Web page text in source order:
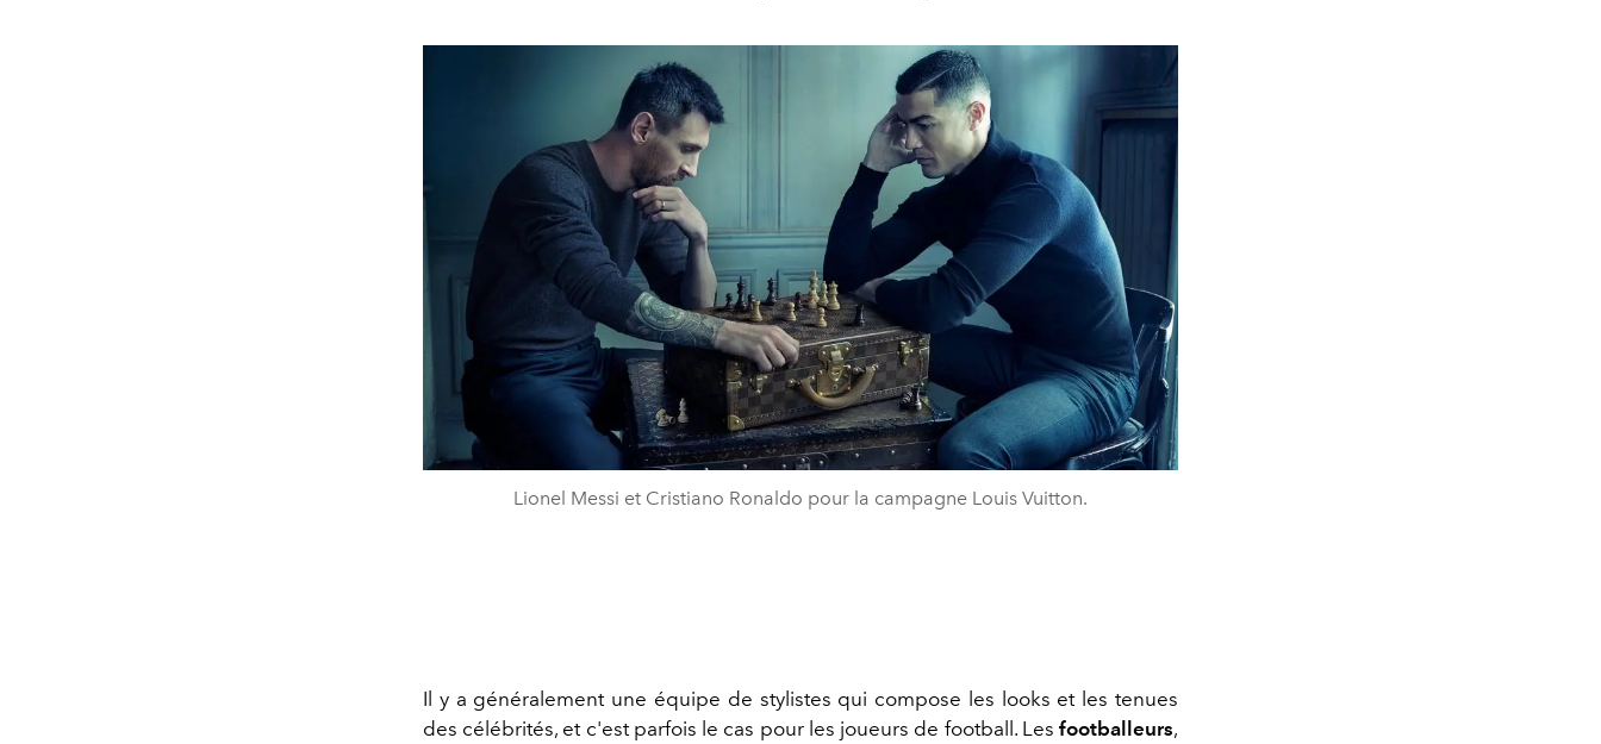
Lionel Messi et Cristiano Ronaldo pour la campagne Louis Vuitton.
Il y a généralement une équipe de stylistes qui compose les looks et les tenues
des célébrités, et c'est parfois le cas pour les joueurs de football. Les footballeurs,